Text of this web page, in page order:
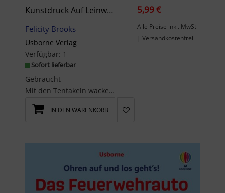
Kunstdruck Auf Leinwand, Motiv "A View Of The Pittsburgh, Pennsylvania City At Night Overlook Of The Allegheny River" Mit Blick Auf Die Andy Warholbrücke, Ungerahmt, 60 X 60 Cm, 60 X 60 Cm AUS!!!
Felicity Brooks
Usborne Verlag
Verfügbar: 1
Sofort lieferbar
Gebraucht
Mit den Tentakeln wackelnSchwimm mit dem freundlichen Kraken durchs Meer und begrüße sein...
5,99 €
Alle Preise inkl. MwSt
| Versandkostenfrei
IN DEN WARENKORB